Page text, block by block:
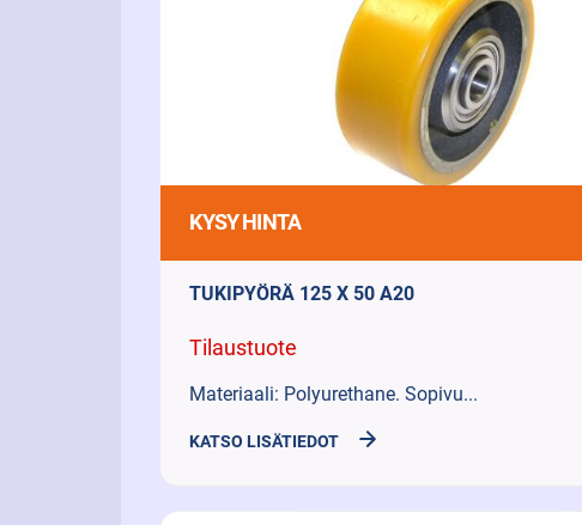
KYSY HINTA
TUKIPYÖRÄ 125 X 50 A20
Tilaustuote
Materiaali: Polyurethane. Sopivu...
KATSO LISÄTIEDOT